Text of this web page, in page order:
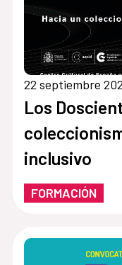
22 septiembre
Los
inclusivo
FORMACIÓN